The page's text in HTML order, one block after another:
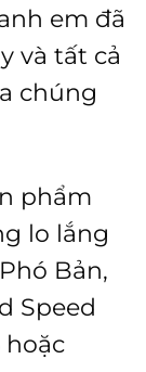
em đã
và tất cả
chúng
phẩm
lo lắng
Bản,
Speed
hoặc